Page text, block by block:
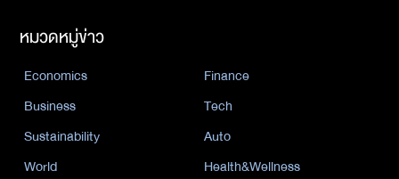
หมวดหมู่ข่าว
Economics
Finance
Business
Tech
Sustainability
Auto
World
Health&Wellness